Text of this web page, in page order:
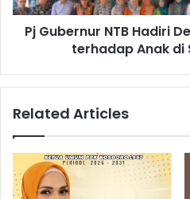
Pj Gubernur NTB Hadiri
terhadap Anak di
Related Articles